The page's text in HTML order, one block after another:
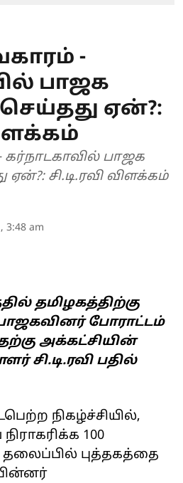
-
பாஜக
ஏன்?:
கர்நாடகாவில் பாஜக
சி.டி.ரவி விளக்கம்
3:48 am
தமிழகத்திற்கு
பாஜகவினர் போராட்டம்
அக்கட்சியின்
சி.டி.ரவி பதில்
நிகழ்ச்சியில்,
100
புத்தகத்தை